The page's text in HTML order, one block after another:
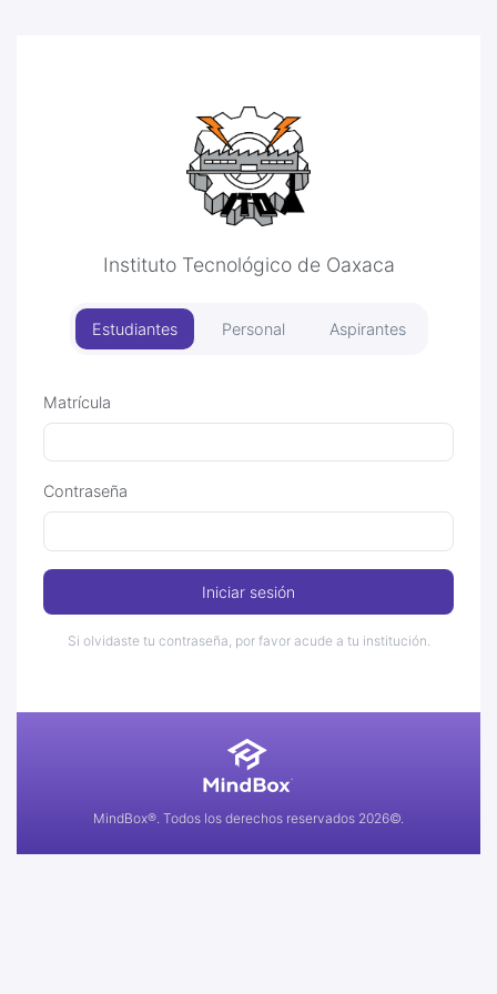
MindBox®. Todos los derechos reservados 2026©.
Instituto Tecnológico de Oaxaca
Estudiantes Personal Aspirantes
Matrícula
Contraseña
Iniciar sesión
Si olvidaste tu contraseña, por favor acude a tu institución.